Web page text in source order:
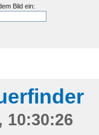
Bild ein:
10:30:26